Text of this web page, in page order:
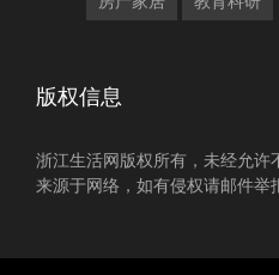
版权信息
浙江生活网版权所有，未经允许
来源于网络，如有侵权请邮件举